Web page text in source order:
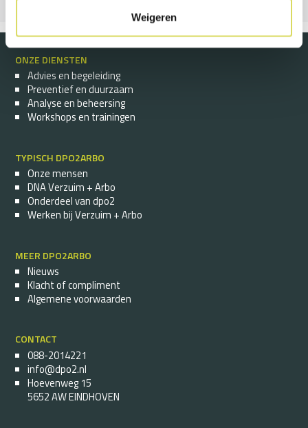
Weigeren
ONZE DIENSTEN
Advies en begeleiding
Preventief en duurzaam
Analyse en beheersing
Workshops en trainingen
TYPISCH DPO2ARBO
Onze mensen
DNA Verzuim + Arbo
Onderdeel van dpo2
Werken bij Verzuim + Arbo
MEER DPO2ARBO
Nieuws
Klacht of compliment
Algemene voorwaarden
CONTACT
088-2014221
info@dpo2.nl
Hoevenweg 15
5652 AW EINDHOVEN